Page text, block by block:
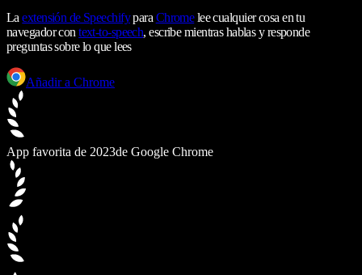
Laextensión de Speechifypara Chromelee cualquier cosa en tu
navegador context-to-speech, escribe mientras hablas y responde
preguntas sobre lo que lees
Añadir a Chrome
App favorita de 2023de Google Chrome